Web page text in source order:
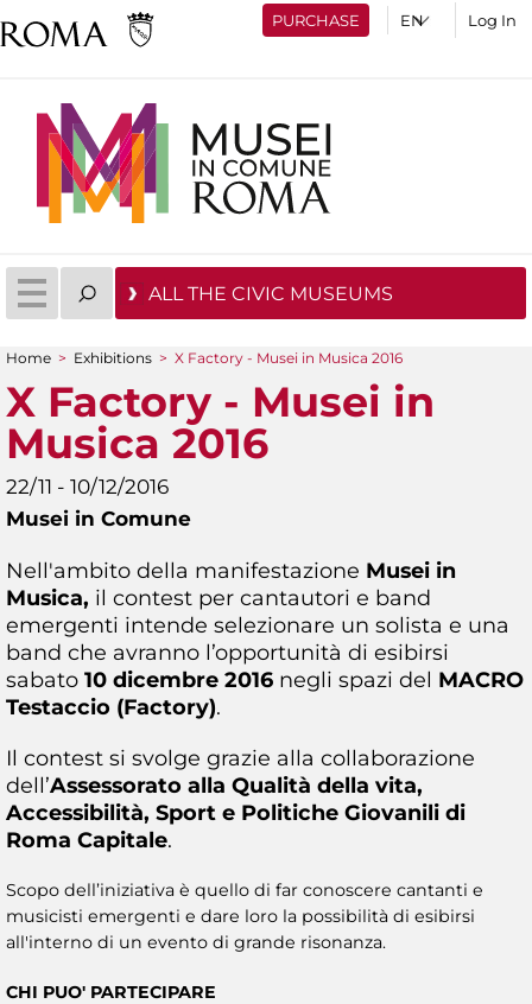
PURCHASE Log In
ALL THE CIVIC MUSEUMS
You are here
Home > Exhibitions > X Factory - Musei in Musica 2016
X Factory - Musei in
Musica 2016
22/11 - 10/12/2016
Musei in Comune
Nell'ambito della manifestazione Musei in
Musica, il contest per cantautori e band
emergenti intende selezionare un solista e una
band che avranno l’opportunità di esibirsi
sabato 10 dicembre 2016 negli spazi del MACRO
Testaccio (Factory).
Il contest si svolge grazie alla collaborazione
dell’Assessorato alla Qualità della vita,
Accessibilità, Sport e Politiche Giovanili di
Roma Capitale.
Scopo dell’iniziativa è quello di far conoscere cantanti e
musicisti emergenti e dare loro la possibilità di esibirsi
all'interno di un evento di grande risonanza.
CHI PUO' PARTECIPARE